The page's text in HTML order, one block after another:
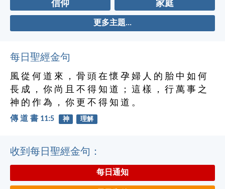
信仰 家庭
更多主題...
每日聖經金句
風 從 何 道 來 ， 骨 頭 在 懷 孕 婦 人 的 胎 中 如 何
長 成 ， 你 尚 且 不 得 知 道 ； 這 樣 ， 行 萬 事 之
神 的 作 為 ， 你 更 不 得 知 道 。
傳 道 書 11:5 神 理解
收到每日聖經金句：
每日通知